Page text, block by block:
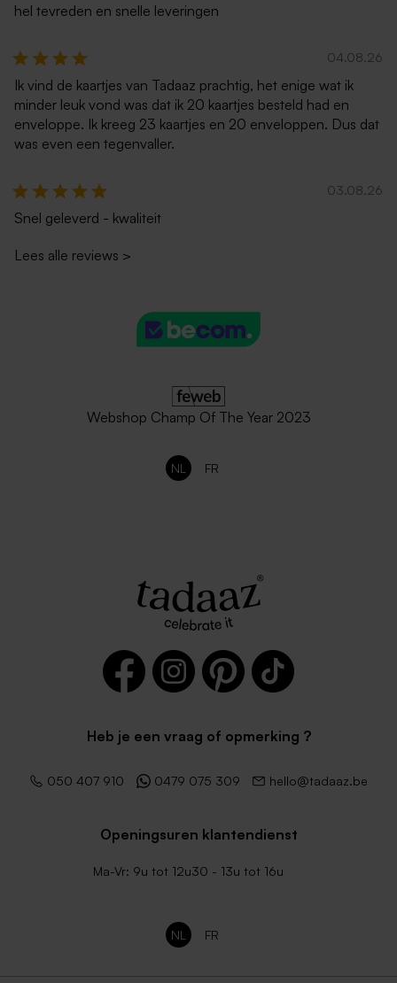
hel tevreden en snelle leveringen
04.08.26
Ik vind de kaartjes van Tadaaz prachtig, het enige wat ik
minder leuk vond was dat ik 20 kaartjes besteld had en
enveloppe. Ik kreeg 23 kaartjes en 20 enveloppen. Dus dat
was even een tegenvaller.
03.08.26
Snel geleverd - kwaliteit
Lees alle reviews >
Webshop Champ Of The Year 2023
NL FR
Heb je een vraag of opmerking ?
050 407 910 0479 075 309 hello@tadaaz.be
Openingsuren klantendienst
Ma-Vr: 9u tot 12u30 - 13u tot 16u
NL FR